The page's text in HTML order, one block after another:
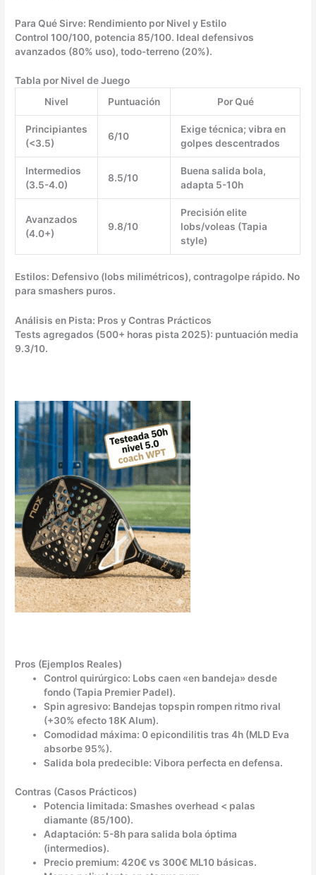
Para Qué Sirve: Rendimiento por Nivel y Estilo
Control 100/100, potencia 85/100. Ideal defensivos
avanzados (80% uso), todo-terreno (20%).
Tabla por Nivel de Juego
Nivel
Puntuación Por Qué
Principiantes
(<3.5)
6/10
Exige técnica; vibra en
golpes descentrados
Intermedios
(3.5-4.0)
8.5/10
Buena salida bola,
adapta 5-10h
Avanzados
(4.0+)
9.8/10
Precisión elite
lobs/voleas (Tapia
style)
Estilos: Defensivo (lobs milimétricos), contragolpe rápido. No
para smashers puros.
Análisis en Pista: Pros y Contras Prácticos
Tests agregados (500+ horas pista 2025): puntuación media
9.3/10.
Pros (Ejemplos Reales)
Control quirúrgico: Lobs caen «en bandeja» desde
fondo (Tapia Premier Padel).
Spin agresivo: Bandejas topspin rompen ritmo rival
(+30% efecto 18K Alum).
Comodidad máxima: 0 epicondilitis tras 4h (MLD Eva
absorbe 95%).
Salida bola predecible: Vibora perfecta en defensa.
Contras (Casos Prácticos)
Potencia limitada: Smashes overhead < palas
diamante (85/100).
Adaptación: 5-8h para salida bola óptima
(intermedios).
Precio premium: 420€ vs 300€ ML10 básicas.